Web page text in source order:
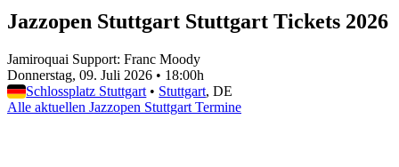
Jazzopen Stuttgart Stuttgart Tickets 2026
Jamiroquai Support: Franc Moody
Donnerstag, 09. Juli 2026 • 18:00h
Schlossplatz Stuttgart • Stuttgart, DE
Alle aktuellen Jazzopen Stuttgart Termine